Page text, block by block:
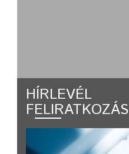
HÍRLEVÉL
FELIRATKOZÁS